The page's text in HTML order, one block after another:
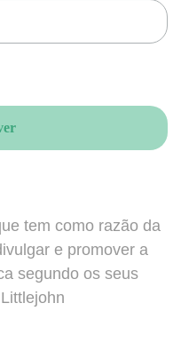
tem como razão da
e promover a
segundo os seus